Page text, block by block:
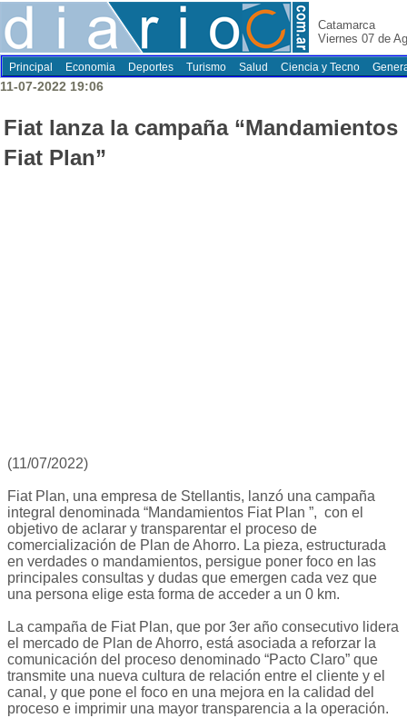
Catamarca
Viernes 07 de
Principal Economia Deportes Turismo Salud Ciencia y Tecno
11-07-2022 19:06
Fiat lanza la campaña “Mandamientos
Fiat Plan”
(11/07/2022)
Fiat Plan, una empresa de Stellantis, lanzó una campaña
integral denominada “Mandamientos Fiat Plan ”, con el
objetivo de aclarar y transparentar el proceso de
comercialización de Plan de Ahorro. La pieza, estructurada
en verdades o mandamientos, persigue poner foco en las
principales consultas y dudas que emergen cada vez que
una persona elige esta forma de acceder a un 0 km.
La campaña de Fiat Plan, que por 3er año consecutivo lidera
el mercado de Plan de Ahorro, está asociada a reforzar la
comunicación del proceso denominado “Pacto Claro” que
transmite una nueva cultura de relación entre el cliente y el
canal, y que pone el foco en una mejora en la calidad del
proceso e imprimir una mayor transparencia a la operación.